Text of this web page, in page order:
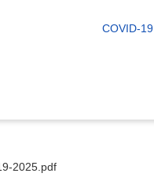
COVID-19
2025.pdf